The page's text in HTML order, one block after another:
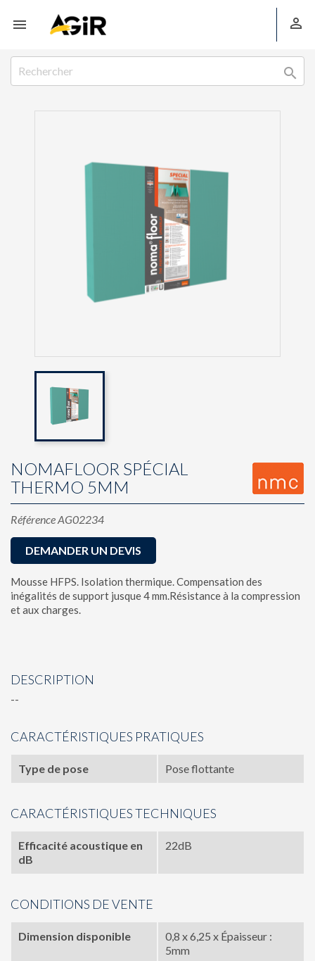
 

NOMAFLOOR SPÉCIAL
THERMO 5MM
RéférenceAG02234
DEMANDER UN DEVIS
Mousse HFPS. Isolation thermique. Compensation des
inégalités de support jusque 4 mm.Résistance à la compression
et aux charges.
DESCRIPTION
--
CARACTÉRISTIQUES PRATIQUES
Type de pose Pose flottante
CARACTÉRISTIQUES TECHNIQUES
Efficacité acoustique en
dB
22dB
CONDITIONS DE VENTE
Dimension disponible
0,8 x 6,25 x Épaisseur :
5mm